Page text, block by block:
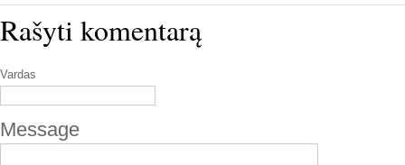
Rašyti komentarą
Vardas
Message